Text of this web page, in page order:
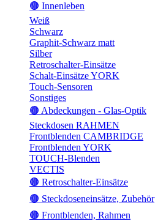
🟤 Innenleben
Weiß
Schwarz
Graphit-Schwarz matt
Silber
Retroschalter-Einsätze
Schalt-Einsätze YORK
Touch-Sensoren
Sonstiges
🟤 Abdeckungen - Glas-Optik
Steckdosen RAHMEN
Frontblenden CAMBRIDGE
Frontblenden YORK
TOUCH-Blenden
VECTIS
🟤 Retroschalter-Einsätze
🟤 Steckdoseneinsätze, Zubehör
🟤 Frontblenden, Rahmen